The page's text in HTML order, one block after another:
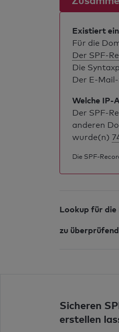
Existiert
Für die
Der SPF-
Die
Der E-
Welche IP-
Der SPF-
anderen
wurde(n)
Die SPF-
Lookup für die
zu
Sicheren
erstellen